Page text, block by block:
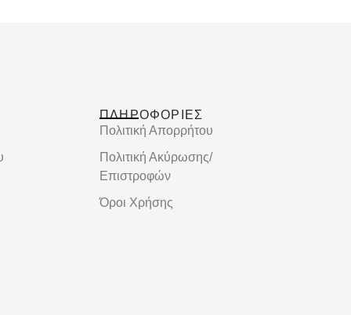
ΠΛΗΡΟΦΟΡΙΕΣ
Πολιτική Απορρήτου
Πολιτική Ακύρωσης/
Επιστροφών
Όροι Χρήσης